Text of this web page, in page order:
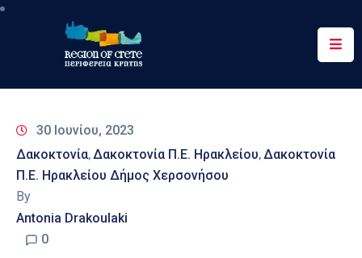
Περιφέρεια
&
Δράσεις
Ψηφιακές
Υπηρεσίες
30 Ιουνίου, 2023
Δακοκτονία‚Δακοκτονία Π.Ε. Ηρακλείου‚Δακοκτονία
Π.Ε. Ηρακλείου Δήμος Χερσονήσου
By
Antonia Drakoulaki
0